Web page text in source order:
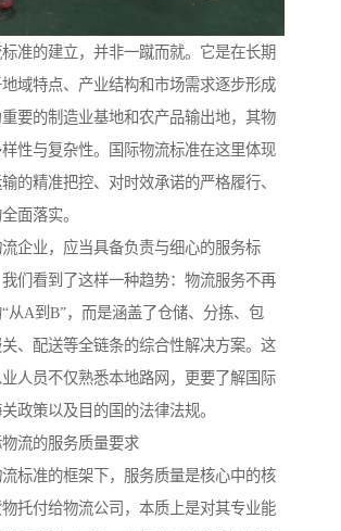
准的建立，并非一蹴而就。它是在长期
域特点、产业结构和市场需求逐步形成
要的制造业基地和农产品输出地，其物
性与复杂性。国际物流标准在这里体现
的精准把控、对时效承诺的严格履行、
面落实。
企业，应当具备负责与细心的服务标
们看到了这样一种趋势：物流服务不再
从A到B”，而是涵盖了仓储、分拣、包
、配送等全链条的综合性解决方案。这
人员不仅熟悉本地路网，更要了解国际
政策以及目的国的法律法规。
流的服务质量要求
标准的框架下，服务质量是核心中的核
托付给物流公司，本质上是对其专业能